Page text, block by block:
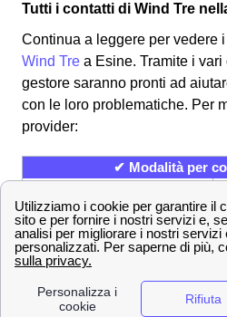
Tutti i contatti di Wind Tre
Continua a leggere per vedere
Wind Tre a Esine. Tramite i
gestore saranno pronti ad
con le loro problematiche. Per
provider:
✔ Modalità per
800 900 134
159
[email protected]